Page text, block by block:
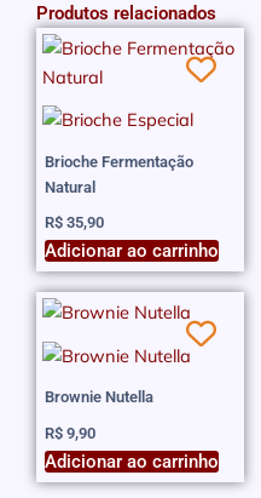
Produtos relacionados
Brioche Fermentação
Natural
R$ 35,90
Adicionar ao carrinho
Brownie Nutella
R$ 9,90
Adicionar ao carrinho